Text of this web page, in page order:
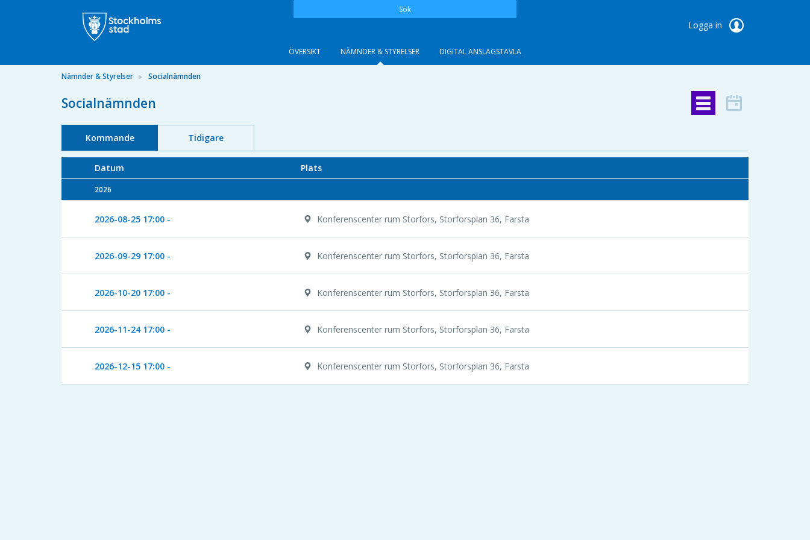
Sök
Logga in
ÖVERSIKT NÄMNDER & STYRELSER DIGITAL ANSLAGSTAVLA
Nämnder & Styrelser Socialnämnden
Socialnämnden
Kommande Tidigare
Datum Plats
2026
2026-08-25 17:00 - Konferenscenter rum Storfors, Storforsplan 36, Farsta
2026-09-29 17:00 - Konferenscenter rum Storfors, Storforsplan 36, Farsta
2026-10-20 17:00 - Konferenscenter rum Storfors, Storforsplan 36, Farsta
2026-11-24 17:00 - Konferenscenter rum Storfors, Storforsplan 36, Farsta
2026-12-15 17:00 - Konferenscenter rum Storfors, Storforsplan 36, Farsta